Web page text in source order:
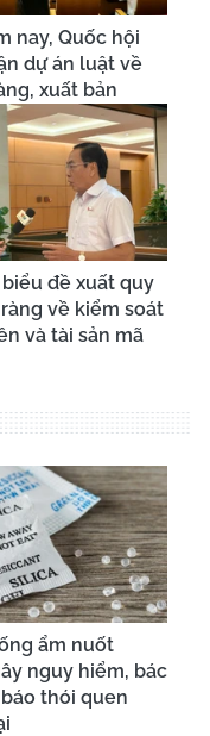
nay, Quốc hội
dự án luật về
xuất bản
đề xuất quy
về kiểm soát
và tài sản mã
ẩm nuốt
nguy hiểm, bác
thói quen